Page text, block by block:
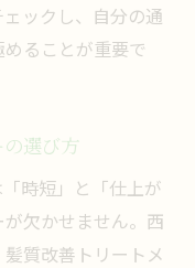
ックし、自分の通
ることが重要で
選び方
時短」と「仕上が
欠かせません。西
質改善トリートメ